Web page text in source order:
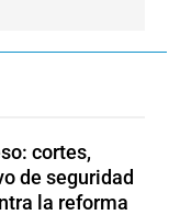
cortes,
de seguridad
la reforma